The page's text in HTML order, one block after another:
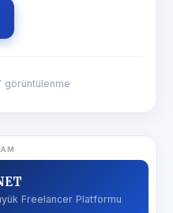
Freelancer Platformu